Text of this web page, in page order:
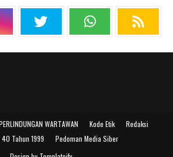
WARTAWAN Kode Etik
Redaksi
Tahun 1999
Pedoman Media Siber